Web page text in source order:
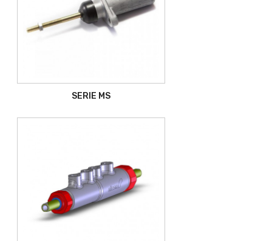
SERIE MS